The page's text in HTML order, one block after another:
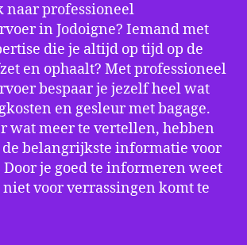
naar professioneel
in Jodoigne? Iemand met
die je altijd op tijd op de
en ophaalt? Met professioneel
bespaar je jezelf heel wat
en gesleur met bagage.
wat meer te vertellen, hebben
belangrijkste informatie voor
Door je goed te informeren weet
niet voor verrassingen komt te